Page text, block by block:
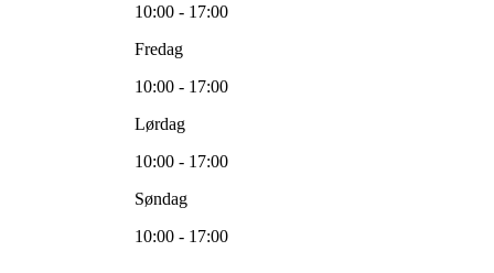
10:00 - 17:00
Fredag
10:00 - 17:00
Lørdag
10:00 - 17:00
Søndag
10:00 - 17:00